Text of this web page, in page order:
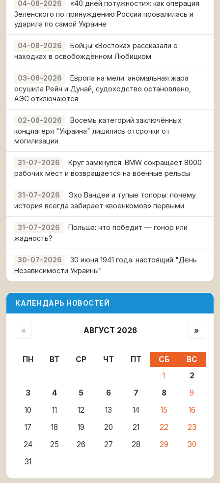
04-08-2026
«40 дней потужности»: как операция
Зеленского по принуждению России провалилась и
ударила по самой Украине
04-08-2026
Бойцы «Востока» рассказали о
находках в освобождённом Любицком
03-08-2026
Европа на мели: аномальная жара
осушила Рейн и Дунай, судоходство остановлено,
АЭС отключаются
02-08-2026
Восемь категорий заключённых
концлагеря "Украина" лишились отсрочки от
могилизации
31-07-2026
Круг замкнулся: BMW сокращает 8000
рабочих мест и возвращается на военные рельсы
31-07-2026
Эхо Вандеи и тупые топоры: почему
история всегда забирает «военкомов» первыми
31-07-2026
Польша: что победит — гонор или
жадность?
30-07-2026
30 июня 1941 года: настоящий "День
Независимости Украины"
КАЛЕНДАРЬ НОВОСТЕЙ
« АВГУСТ 2026 »
ПН ВТ СР ЧТ ПТ СБ
ВС
1
2
3
4 5 6 7 8
9
10
11 12 13 14 15
16
17
18 19 20 21 22
23
24
25 26 27 28 29
30
31